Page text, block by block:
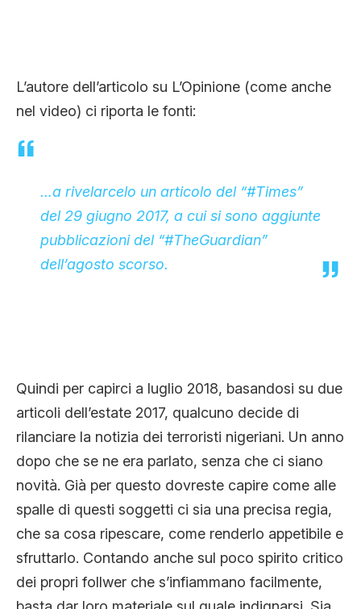
L’autore dell’articolo su L’Opinione (come anche
nel video) ci riporta le fonti:
…a rivelarcelo un articolo del “#Times”
del 29 giugno 2017, a cui si sono aggiunte
pubblicazioni del “#TheGuardian”
dell’agosto scorso.
Quindi per capirci a luglio 2018, basandosi su due
articoli dell’estate 2017, qualcuno decide di
rilanciare la notizia dei terroristi nigeriani. Un anno
dopo che se ne era parlato, senza che ci siano
novità. Già per questo dovreste capire come alle
spalle di questi soggetti ci sia una precisa regia,
che sa cosa ripescare, come renderlo appetibile e
sfruttarlo. Contando anche sul poco spirito critico
dei propri follwer che s’infiammano facilmente,